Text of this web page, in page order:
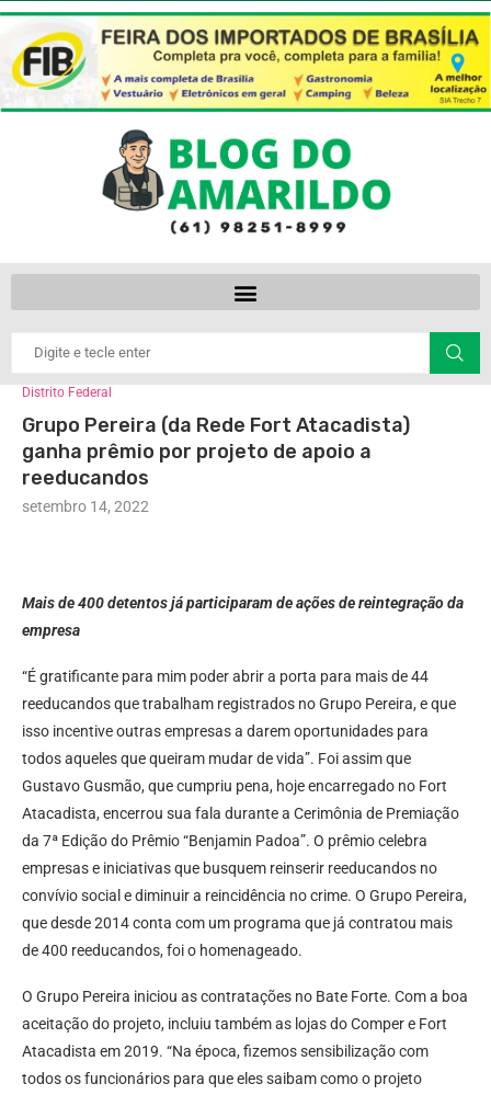
Distrito Federal
Grupo Pereira (da Rede Fort Atacadista)
ganha prêmio por projeto de apoio a
reeducandos
setembro 14, 2022
Mais de 400 detentos já participaram de ações de reintegração da
empresa
“É gratificante para mim poder abrir a porta para mais de 44
reeducandos que trabalham registrados no Grupo Pereira, e que
isso incentive outras empresas a darem oportunidades para
todos aqueles que queiram mudar de vida”. Foi assim que
Gustavo Gusmão, que cumpriu pena, hoje encarregado no Fort
Atacadista, encerrou sua fala durante a Cerimônia de Premiação
da 7ª Edição do Prêmio “Benjamin Padoa”. O prêmio celebra
empresas e iniciativas que busquem reinserir reeducandos no
convívio social e diminuir a reincidência no crime. O Grupo Pereira,
que desde 2014 conta com um programa que já contratou mais
de 400 reeducandos, foi o homenageado.
O Grupo Pereira iniciou as contratações no Bate Forte. Com a boa
aceitação do projeto, incluiu também as lojas do Comper e Fort
Atacadista em 2019. “Na época, fizemos sensibilização com
todos os funcionários para que eles saibam como o projeto